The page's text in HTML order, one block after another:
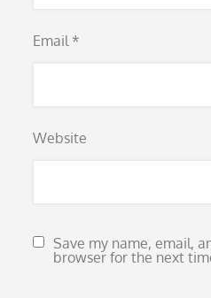
Email *
Website
Save my name, email,
browser for the next